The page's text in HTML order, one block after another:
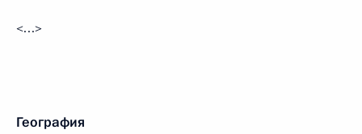
<…>
География